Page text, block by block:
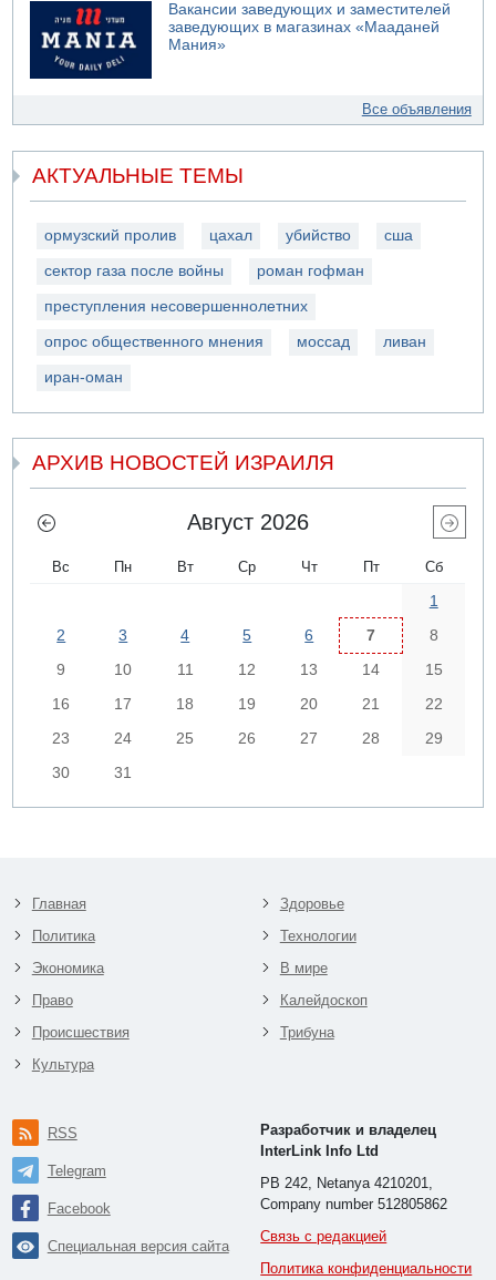
Вакансии заведующих и заместителей
заведующих в магазинах «Мааданей
Мания»
Все объявления
АКТУАЛЬНЫЕ ТЕМЫ
ормузский пролив цахал убийство сша
сектор газа после войны роман гофман
преступления несовершеннолетних
опрос общественного мнения моссад ливан
иран-оман
АРХИВ НОВОСТЕЙ ИЗРАИЛЯ
Август 2026
Вс Пн Вт Ср Чт Пт Сб
1
2
3 4 5 6 7
8
9
10 11 12 13 14
15
16
17 18 19 20 21
22
23
24 25 26 27 28
29
30
31
Главная
Политика
Экономика
Право
Происшествия
Культура
Здоровье
Технологии
В мире
Калейдоскоп
Трибуна
RSS
Telegram
Facebook
Специальная версия сайта
Разработчик и владелец
InterLink Info Ltd
PB 242, Netanya 4210201,
Company number 512805862
Связь с редакцией
Политика конфиденциальности